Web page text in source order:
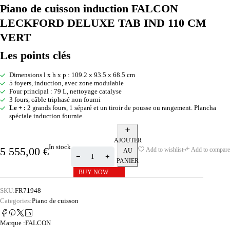
Piano de cuisson induction FALCON
LECKFORD DELUXE TAB IND 110 CM
VERT
Les points clés
Dimensions l x h x p : 109.2 x 93.5 x 68.5 cm
5 foyers, induction, avec zone modulable
Four principal : 79 L, nettoyage catalyse
3 fours, câble triphasé non fourni
Le + : 2 grands fours, 1 séparé et un tiroir de pousse ou rangement. Plancha
spéciale induction fournie.
5 555,00 €In stock
AJOUTER
AU
PANIER
BUY NOW
Add to wishlist Add to compare
SKU:FR71948
Categories:Piano de cuisson
Marque :FALCON